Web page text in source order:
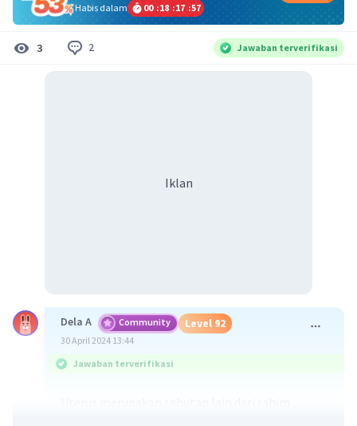
Habis dalam
00 :18 :17 :56
3 2 Jawaban terverifikasi
Iklan
Dela A Community Level 92
30 April 2024 13:44
Jawaban terverifikasi